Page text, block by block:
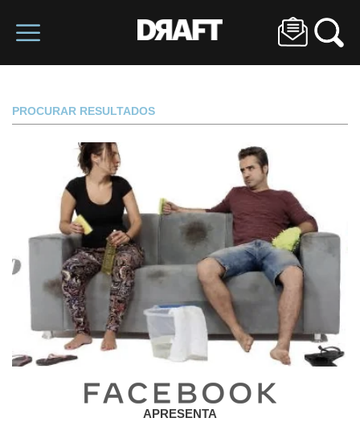
PROCURAR RESULTADOS
APRESENTA